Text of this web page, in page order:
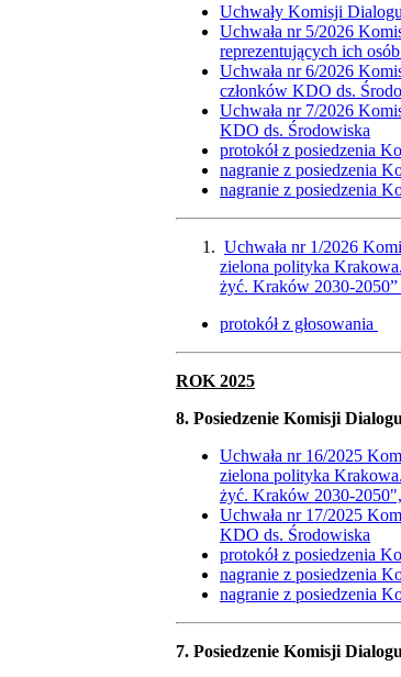
Uchwały Komisji
Uchwała nr 5/2026
reprezentujących ich
Uchwała nr 6/2026
członków KDO ds.
Uchwała nr 7/2026
KDO ds. Środowiska
protokół z posiedzenia
nagranie z posiedzenia
nagranie z posiedzenia
Uchwała nr 1/2026
zielona polityka
żyć. Kraków 2030-
protokół z głosowania
ROK 2025
8. Posiedzenie Komisji
Uchwała nr 16/2025
zielona polityka
żyć. Kraków 2030-
Uchwała nr 17/2025
KDO ds. Środowiska
protokół z posiedzenia
nagranie z posiedzenia
nagranie z posiedzenia
7. Posiedzenie Komisji